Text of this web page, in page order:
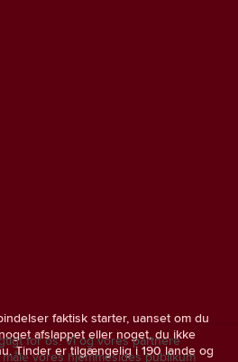
faktisk starter, uanset om du
afslappet eller noget, du ikke
Tinder er tilgængelig i 190 lande og
for os. Vi og vores partnere
vores hjemmesides publikum